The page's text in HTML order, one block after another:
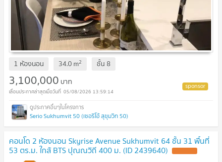
1 ห้องนอน 34.0m2 ชั้น 8
3,100,000 บาท
05/08/2026 13:59:14
Serio Sukhumvit 50 (เซอริโอ้ สุขุมวิท 50)
คอนโด 2 ห้องนอน Skyrise Avenue Sukhumvit 64 ชั้น 31 พื้นที่
53 ตร.ม. ใกล้ BTS ปุณณวิถี 400 ม. (ID 2439640)